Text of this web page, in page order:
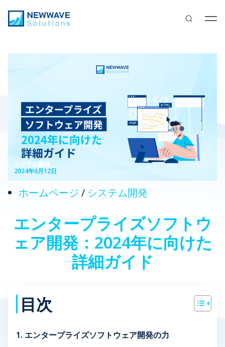
システム開発
2024年6月12日
ホームページ / システム開発
エンタープライズソフトウ
ェア開発：2024年に向けた
詳細ガイド
目次
1. エンタープライズソフトウェア開発の力